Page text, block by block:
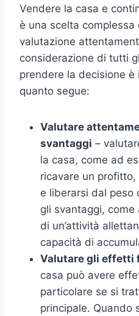
Vendere la casa e
è una scelta complessa
valutazione
considerazione di tutti
prendere la decisione
quanto segue:
Valutare
svantaggi –
la casa, come ad
ricavare un
e liberarsi dal peso
gli svantaggi,
di un’attività
capacità di
Valutare gli effetti
casa può avere
particolare se si
principale. Quando